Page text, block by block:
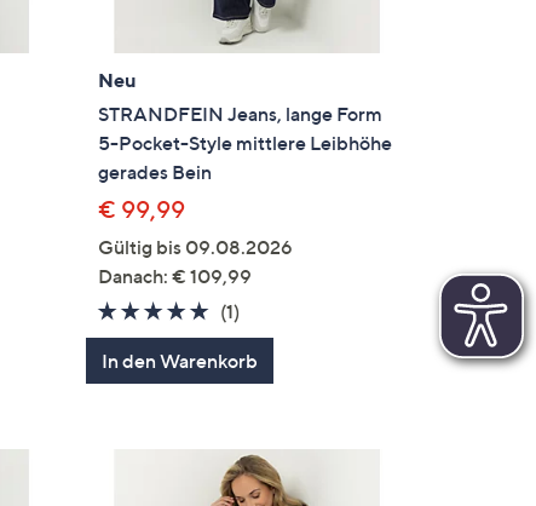
Neu
STRANDFEIN Jeans, lange Form
5-Pocket-Style mittlere Leibhöhe
gerades Bein
€ 99,99
Gültig bis 09.08.2026
Danach: € 109,99
5.0
von
5
(1)
Bewertungen
In den Warenkorb